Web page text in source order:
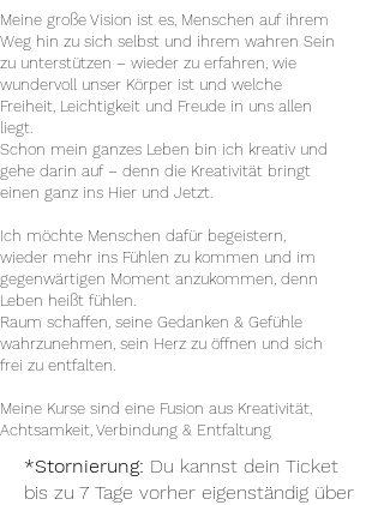
Meine große Vision ist es, Menschen auf ihrem
Weg hin zu sich selbst und ihrem wahren Sein
zu unterstützen – wieder zu erfahren, wie
wundervoll unser Körper ist und welche
Freiheit, Leichtigkeit und Freude in uns allen
liegt.
Schon mein ganzes Leben bin ich kreativ und
gehe darin auf – denn die Kreativität bringt
einen ganz ins Hier und Jetzt.
Ich möchte Menschen dafür begeistern,
wieder mehr ins Fühlen zu kommen und im
gegenwärtigen Moment anzukommen, denn
Leben heißt fühlen.
Raum schaffen, seine Gedanken & Gefühle
wahrzunehmen, sein Herz zu öffnen und sich
frei zu entfalten.
Meine Kurse sind eine Fusion aus Kreativität,
Achtsamkeit, Verbindung & Entfaltung
*Stornierung: Du kannst dein Ticket
bis zu 7 Tage vorher eigenständig über